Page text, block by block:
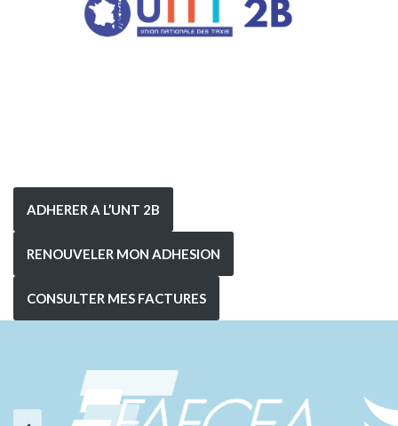
ADHERER A L’UNT 2B
RENOUVELER MON ADHESION
CONSULTER MES FACTURES